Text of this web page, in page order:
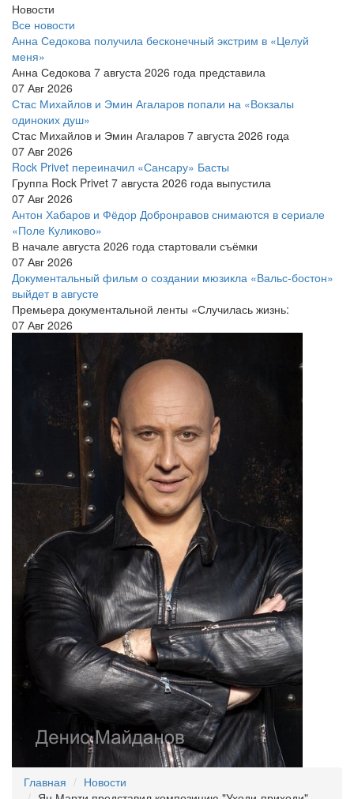
Новости
Все новости
Анна Седокова получила бесконечный экстрим в «Целуй
меня»
Анна Седокова 7 августа 2026 года представила
07 Авг 2026
Стас Михайлов и Эмин Агаларов попали на «Вокзалы
одиноких душ»
Стас Михайлов и Эмин Агаларов 7 августа 2026 года
07 Авг 2026
Rock Privet переиначил «Сансару» Басты
Группа Rock Privet 7 августа 2026 года выпустила
07 Авг 2026
Антон Хабаров и Фёдор Добронравов снимаются в сериале
«Поле Куликово»
В начале августа 2026 года стартовали съёмки
07 Авг 2026
Документальный фильм о создании мюзикла «Вальс-бостон»
выйдет в августе
Премьера документальной ленты «Случилась жизнь:
07 Авг 2026
Главная
Новости